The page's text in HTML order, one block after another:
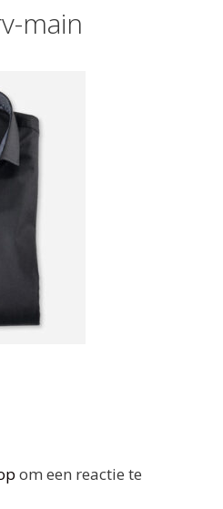
main
om een reactie te